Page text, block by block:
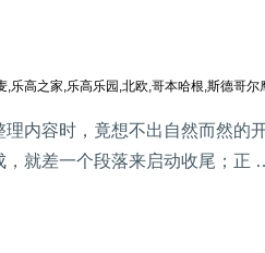
,乐高之家,乐高乐园 ,北欧,哥本哈根,斯德哥尔
内容时，竟想不出自然而然的
，就差一个段落来启动收尾；正